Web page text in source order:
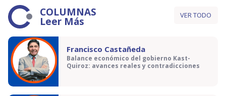
COLUMNAS
Leer Más VER TODO
Francisco Castañeda
Balance económico del gobierno Kast-
Quiroz: avances reales y contradicciones